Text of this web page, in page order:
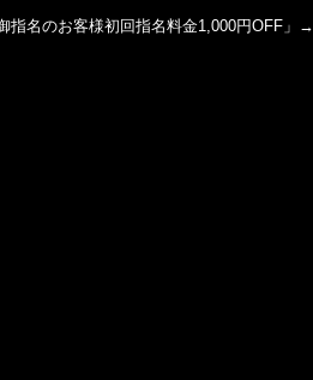
指名のお客様初回指名料金1,000円OFF」→